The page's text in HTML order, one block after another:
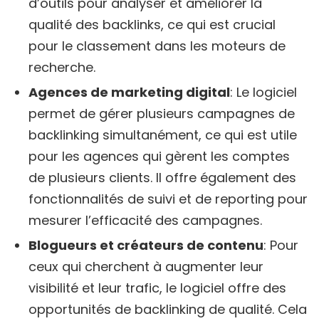
qualité des backlinks, ce qui est crucial
pour le classement dans les moteurs de
recherche.
Agences de marketing digital: Le logiciel
permet de gérer plusieurs campagnes de
backlinking simultanément, ce qui est utile
pour les agences qui gèrent les comptes
de plusieurs clients. Il offre également des
fonctionnalités de suivi et de reporting pour
mesurer l’efficacité des campagnes.
Blogueurs et créateurs de contenu: Pour
ceux qui cherchent à augmenter leur
visibilité et leur trafic, le logiciel offre des
opportunités de backlinking de qualité. Cela